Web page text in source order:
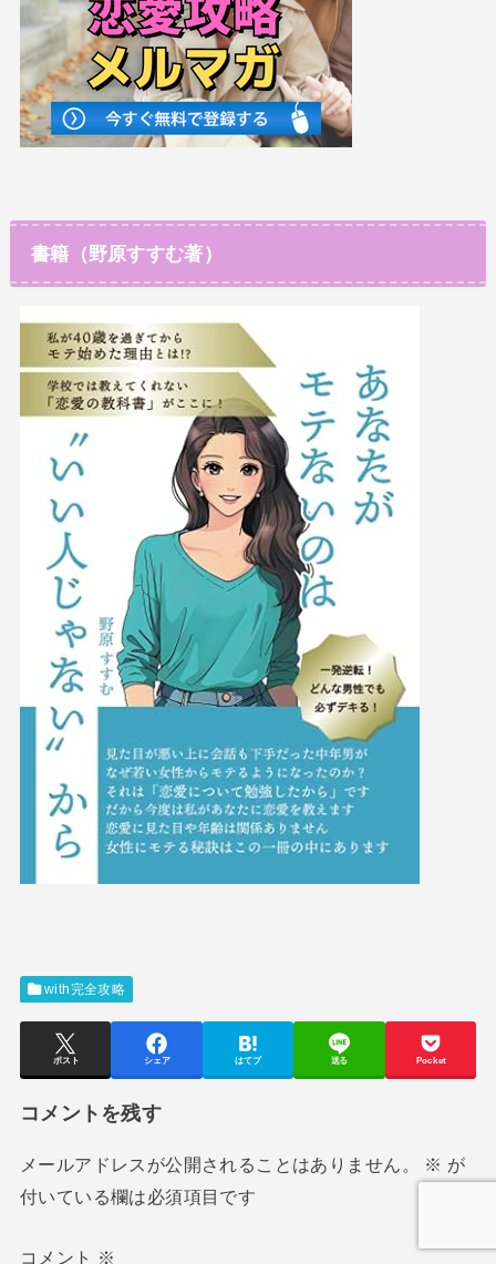
書籍（野原すすむ著）
with完全攻略
ポスト シェア はてブ 送る Pocket
コメントを残す
メールアドレスが公開されることはありません。 ※ が
付いている欄は必須項目です
コメント ※